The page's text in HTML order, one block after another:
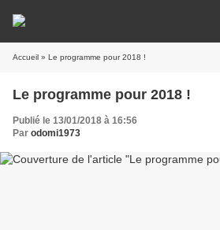
Accueil » Le programme pour 2018 !
Le programme pour 2018 !
Publié le 13/01/2018 à 16:56
Par odomi1973